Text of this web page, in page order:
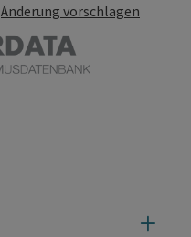
Änderung vorschlagen